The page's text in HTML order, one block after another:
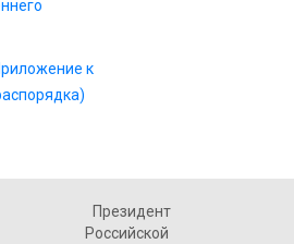
к
Президент
Российской